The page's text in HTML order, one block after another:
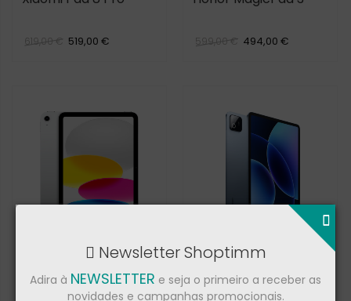
619,00 € 519,00 € 599,00 € 494,00 €
Apple iPad 11th GEN Xiaomi Pad 8
Newsletter Shoptimm
Adira à NEWSLETTER e seja o primeiro a receber as
novidades e campanhas promocionais.